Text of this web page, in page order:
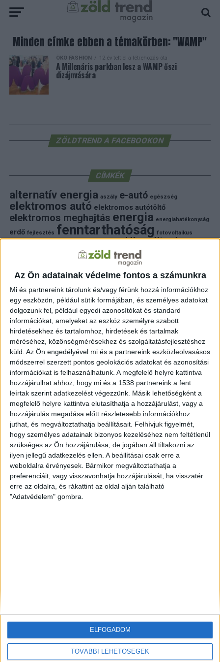
Az Ön adatainak védelme fontos a számunkra
Mi és partnereink tárolunk és/vagy férünk hozzá információkhoz
egy eszközön, például sütik formájában, és személyes adatokat
dolgozunk fel, például egyedi azonosítókat és standard
információkat, amelyeket az eszköz személyre szabott
hirdetésekhez és tartalomhoz, hirdetések és tartalmak
méréséhez, közönségmérésekhez és szolgáltatásfejlesztéshez
küld. Az Ön engedélyével mi és a partnereink eszközleolvasásos
módszerrel szerzett pontos geolokációs adatokat és azonosítási
információkat is felhasználhatunk. A megfelelő helyre kattintva
hozzájárulhat ahhoz, hogy mi és a 1538 partnereink a fent
leírtak szerint adatkezelést végezzünk. Másik lehetőségként a
megfelelő helyre kattintva elutasíthatja a hozzájárulást, vagy a
hozzájárulás megadása előtt részletesebb információkhoz
juthat, és megváltoztathatja beállításait. Felhívjuk figyelmét,
hogy személyes adatainak bizonyos kezeléséhez nem feltétlenül
szükséges az Ön hozzájárulása, de jogában áll tiltakozni az
ilyen jellegű adatkezelés ellen. A beállításai csak erre a
weboldalra érvényesek. Bármikor megváltoztathatja a
preferenciáit, vagy visszavonhatja hozzájárulását, ha visszatér
erre az oldalra, és rákattint az oldal alján található
"Adatvédelem" gombra.
TOVÁBBI LEHETŐSÉGEK
ELFOGADOM
Minden címke ebben a témakörben: "WAMP"
ÖKO FASHION 12 év telt el a létrehozás óta
A Millenáris parkban lesz a WAMP őszi
dizájnvására
ZÖLDTREND A FACEBOOKON
CÍMKÉK
alternatív energia aszály e-autó egészség
elektromos autó elektromos autótöltő
elektromos meghajtás energia energiahatékonyság
erdő fejlesztés fenntarthatóság fotovoltaikus
földgáz fűtés klímaváltozás
környezet
környezetvédelem környezetvédelmi hírek
közlekedés megújuló energia mezőgazdaság
napelem napelemeknapenergia
naperőmű solar solar energy szelektiv hulladék természet
természetvédelem villamosenergia villanyautó víz
autó zöld energia zöld energiaforrás zöld hirek
állatvédelem áram életmód újrahasznosítás
FRISS HÍREK
ZÖLDINFÓ 21 perc telt el a létrehozás óta
A Velencei-tó ökológiai állapotát javítják: tíz
helyszínen indulnak élőhelyvédelmi munkák
ZÖLDINFÓ 26 perc telt el a létrehozás óta
Egyre nagyobb a vízhiány a somogyi erdőkben, új
megoldásokat keresnek
ZÖLDINFÓ 51 perc telt el a létrehozás óta
A fiatal fák élveznek elsőbbséget: új öntözési
protokollt dolgozott ki a FŐKERT
ZÖLDINFÓ 1 óra telt el a létrehozás óta
A szakértők szerint egyre nagyobb figyelmet